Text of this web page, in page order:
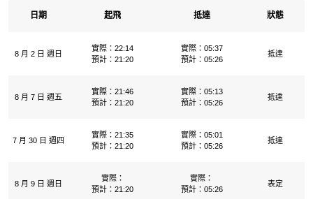
日期 起飛 抵達 狀態
8 月 2 日 週日
實際：22:14
預計：21:20
實際：05:37
預計：05:26
抵達
8 月 7 日 週五
實際：21:46
預計：21:20
實際：05:13
預計：05:26
抵達
7 月 30 日 週四
實際：21:35
預計：21:20
實際：05:01
預計：05:26
抵達
8 月 9 日 週日
實際：
預計：21:20
實際：
預計：05:26
表定